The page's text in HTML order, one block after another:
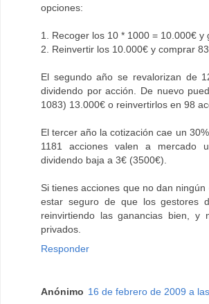
opciones:
1. Recoger los 10 * 1000 = 10.000€ y
2. Reinvertir los 10.000€ y comprar
El segundo año se revalorizan de
dividendo por acción. De nuevo
1083) 13.000€ o reinvertirlos en 98
El tercer año la cotización cae un
1181 acciones valen a mercado
dividendo baja a 3€ (3500€).
Si tienes acciones que no dan
estar seguro de que los gestores
reinvirtiendo las ganancias bien, y
privados.
Responder
Anónimo 16 de febrero de 2009 a